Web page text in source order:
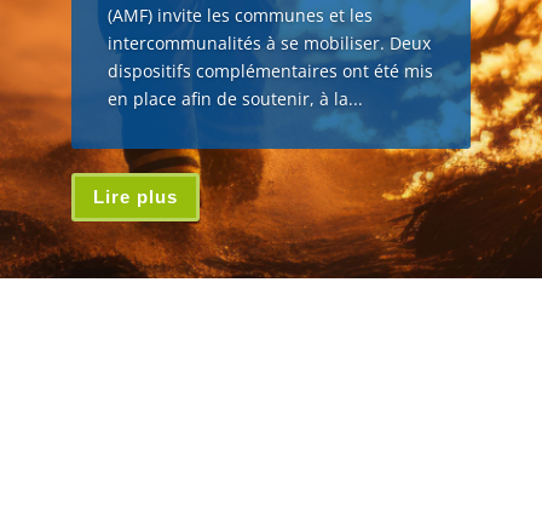
(AMF) invite les communes et les
intercommunalités à se mobiliser. Deux
dispositifs complémentaires ont été mis
en place afin de soutenir, à la...
Lire plus